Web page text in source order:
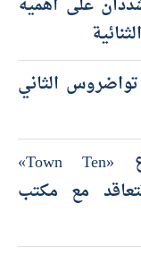
تواضروس الثاني
«مزايا للتطوير» تطلق مشروع «Town Ten»
مع مكتب